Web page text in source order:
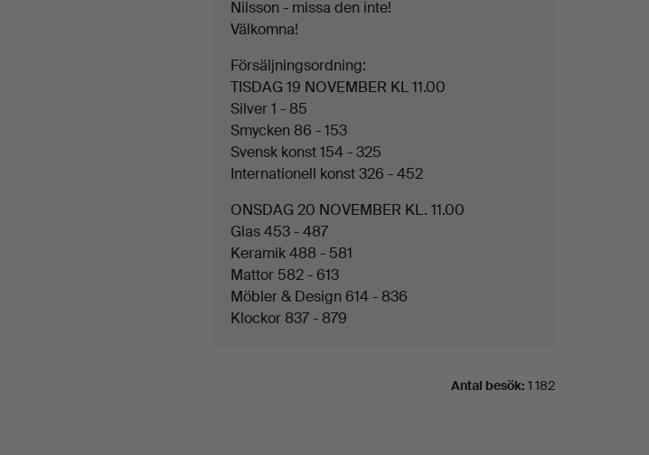
Nilsson - missa den inte!
Välkomna!
Försäljningsordning:
TISDAG 19 NOVEMBER KL 11.00
Silver 1 - 85
Smycken 86 - 153
Svensk konst 154 - 325
Internationell konst 326 - 452
ONSDAG 20 NOVEMBER KL. 11.00
Glas 453 - 487
Keramik 488 - 581
Mattor 582 - 613
Möbler & Design 614 - 836
Klockor 837 - 879
Antal besök: 1 182